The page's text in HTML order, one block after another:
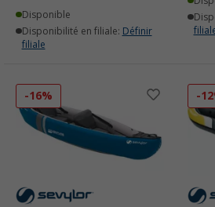
Disponible
Disponibilité en filiale: Définir
filiale
-16% -